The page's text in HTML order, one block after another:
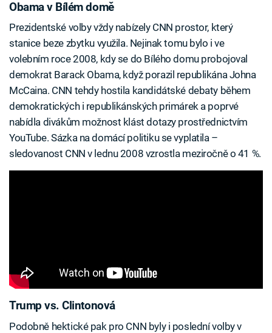
Obama v Bílém domě
Prezidentské volby vždy nabízely CNN prostor, který
stanice beze zbytku využila. Nejinak tomu bylo i ve
volebním roce 2008, kdy se do Bílého domu probojoval
demokrat Barack Obama, když porazil republikána Johna
McCaina. CNN tehdy hostila kandidátské debaty během
demokratických i republikánských primárek a poprvé
nabídla divákům možnost klást dotazy prostřednictvím
YouTube. Sázka na domácí politiku se vyplatila –
sledovanost CNN v lednu 2008 vzrostla meziročně o 41 %.
Trump vs. Clintonová
Podobně hektické pak pro CNN byly i poslední volby v